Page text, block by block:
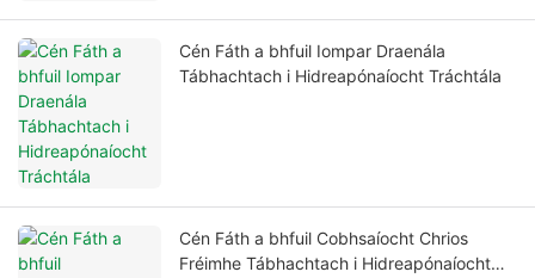
Cén Fáth a bhfuil Iompar Draenála
Tábhachtach i Hidreapónaíocht Tráchtála
Cén Fáth a bhfuil Cobhsaíocht Chrios
Fréimhe Tábhachtach i Hidreapónaíocht